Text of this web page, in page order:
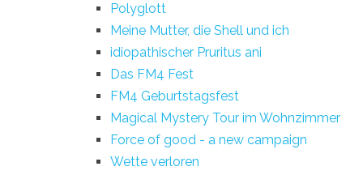
Polyglott
Meine Mutter, die Shell und ich
idiopathischer Pruritus ani
Das FM4 Fest
FM4 Geburtstagsfest
Magical Mystery Tour im Wohnzimmer
Force of good - a new campaign
Wette verloren